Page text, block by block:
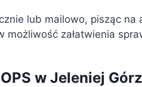
lub mailowo, pisząc na
możliwość załatwienia
w Jeleniej